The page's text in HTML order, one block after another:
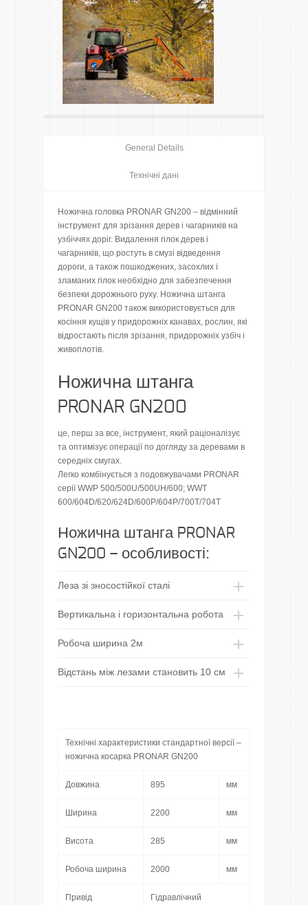
General Details
Технічні дані
Ножична головка PRONAR GN200 – відмінний
інструмент для зрізання дерев і чагарників на
узбіччях доріг. Видалення гілок дерев і
чагарників, що ростуть в смузі відведення
дороги, а також пошкоджених, засохлих і
зламаних гілок необхідно для забезпечення
безпеки дорожнього руху. Ножична штанга
PRONAR GN200 також використовується для
косіння кущів у придорожніх канавах, рослин, які
відростають після зрізання, придорожніх узбіч і
живоплотів.
Ножична штанга
PRONAR GN200
це, перш за все, інструмент, який раціоналізує
та оптимізує операції по догляду за деревами в
середніх смугах.
Легко комбінується з подовжувачами PRONAR
серії WWP 500/500U/500UH/600; WWT
600/604D/620/624D/600P/604P/700T/704T
Ножична штанга PRONAR
GN200 – особливості:
Леза зі зносостійкої сталі
Вертикальна і горизонтальна робота
Робоча ширина 2м
Відстань між лезами становить 10 см
Технічні характеристики стандартної версії –
ножична косарка PRONAR GN200
Довжина 895 мм
Ширина 2200 мм
Висота 285 мм
Робоча ширина 2000 мм
Привід Гідравлічний